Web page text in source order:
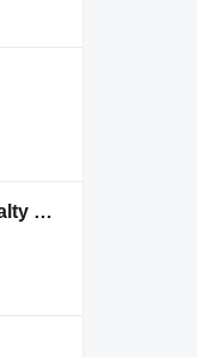
The Antipodean Specialty Coffee